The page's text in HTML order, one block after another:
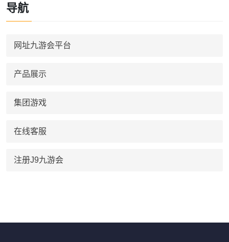
导航
网址九游会平台
产品展示
集团游戏
在线客服
注册J9九游会